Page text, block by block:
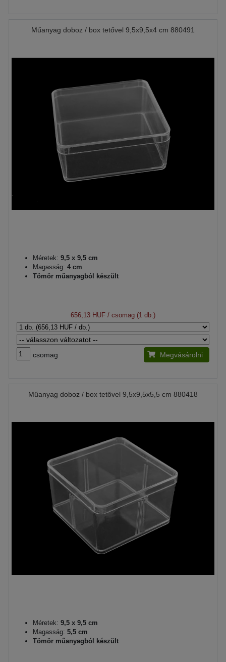
Műanyag doboz / box tetővel 9,5x9,5x4 cm 880491
Méretek: 9,5 x 9,5 cm
Magasság: 4 cm
Tömör műanyagból készült
656,13 HUF / csomag (1 db.)
csomag Megvásárolni
Műanyag doboz / box tetővel 9,5x9,5x5,5 cm 880418
Méretek: 9,5 x 9,5 cm
Magasság: 5,5 cm
Tömör műanyagból készült